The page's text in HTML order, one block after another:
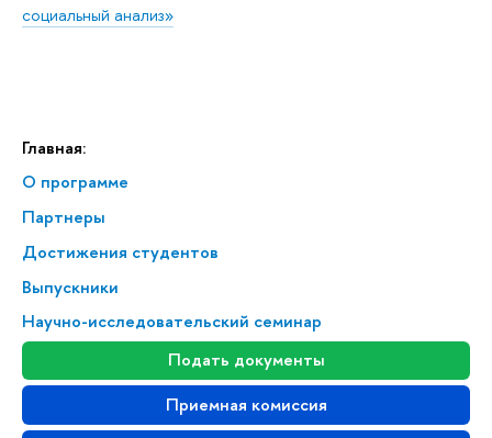
Главная:
О программе
Партнеры
Достижения студентов
Выпускники
Научно-исследовательский семинар
Подать документы
Приемная комиссия
социальный анализ»